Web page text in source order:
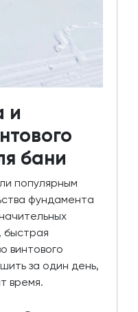
и
бани
популярным
фундамента
быстрая
винтового
за один день,
время.